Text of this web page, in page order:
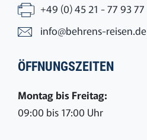
+49 (0) 45 21 - 77 93 77
info@behrens-reisen.de
ÖFFNUNGSZEITEN
Montag bis Freitag:
09:00 bis 17:00 Uhr